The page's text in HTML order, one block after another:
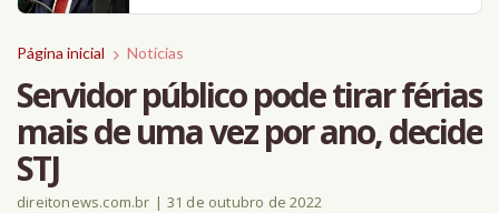
Página inicial Notícias
Servidor público pode tirar férias
mais de uma vez por ano, decide
STJ
direitonews.com.br | 31 de outubro de 2022